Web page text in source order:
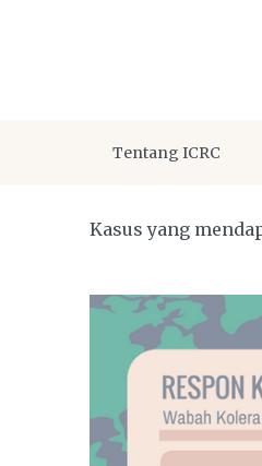
Tentang ICRC
Kasus yang